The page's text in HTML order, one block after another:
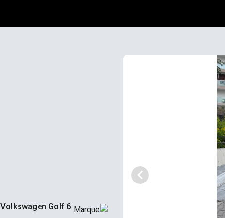
Volkswagen Golf 6